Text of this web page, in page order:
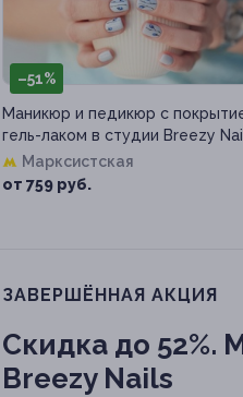
–51%
Маникюр и педикюр c
гель-лаком в студии Breezy
Марксистская
от 759 руб.
ЗАВЕРШЁННАЯ АКЦИЯ
Скидка до 52%.
Breezy Nails